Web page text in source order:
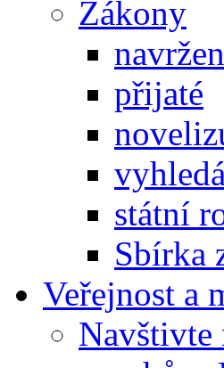
Zákony
přijaté
státní
Sbírka
Veřejnost a
Navštivte